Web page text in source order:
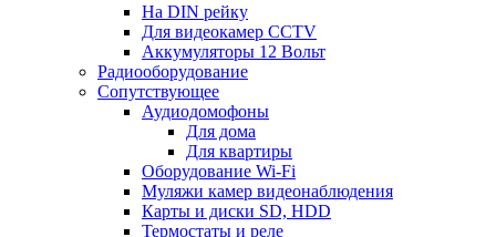
На DIN рейку
Для видеокамер CCTV
Аккумуляторы 12 Вольт
Радиооборудование
Сопутствующее
Аудиодомофоны
Для дома
Для квартиры
Оборудование Wi-Fi
Муляжи камер видеонаблюдения
Карты и диски SD, HDD
Термостаты и реле